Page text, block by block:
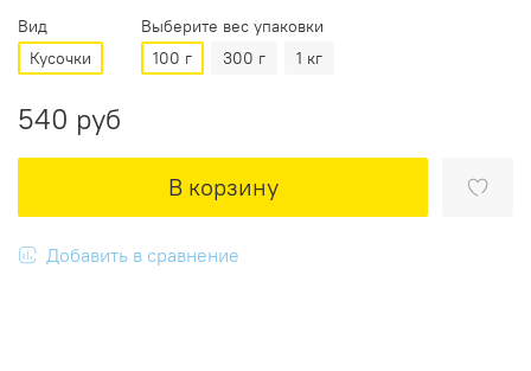
Вид
Кусочки
Выберите вес упаковки
100 г
300 г 1 кг
540 руб
В корзину
Добавить в сравнение